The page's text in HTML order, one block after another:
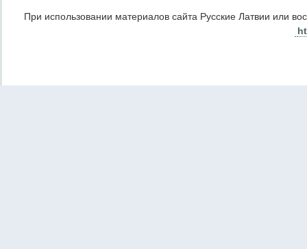
При использовании материалов сайта Русские Латвии или